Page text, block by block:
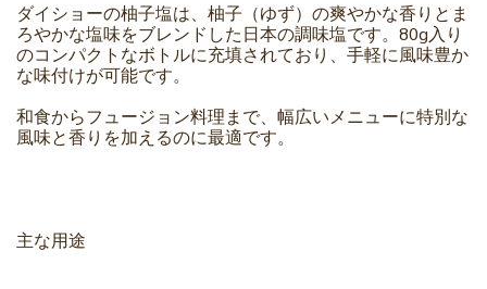
ダイショーの柚子塩は、柚子（ゆず）の爽やかな香りとま
ろやかな塩味をブレンドした日本の調味塩です。80g入り
のコンパクトなボトルに充填されており、手軽に風味豊か
な味付けが可能です。
和食からフュージョン料理まで、幅広いメニューに特別な
風味と香りを加えるのに最適です。
主な用途